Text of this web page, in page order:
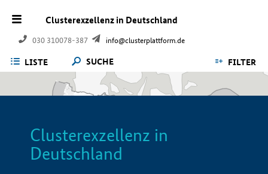
Clusterexzellenz in Deutschland
030 310078-387 info@clusterplattform.de
LISTE SUCHE FILTER
Clusterexzellenz in
Deutschland